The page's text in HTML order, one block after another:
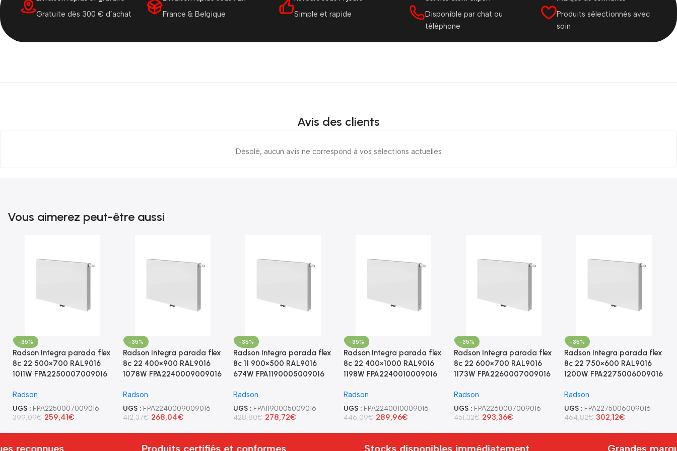
Gratuite dès 300 € d’achat France & Belgique Simple et rapide
Disponible par chat ou
téléphone
Produits sélectionnés avec
soin
Avis des clients
Désolé, aucun avis ne correspond à vos sélections actuelles
Vous aimerez peut-être aussi
-35%
Radson Integra parada flex
8c 22 500×700 RAL9016
1011W FPA2250007009016
Radson
UGS : FPA2250007009016
399,09€ 259,41€
-35%
Radson Integra parada flex
8c 22 400×900 RAL9016
1078W FPA2240009009016
Radson
UGS : FPA2240009009016
412,37€ 268,04€
-35%
Radson Integra parada flex
8c 11 900×500 RAL9016
674W FPA1190005009016
Radson
UGS : FPA1190005009016
428,80€ 278,72€
-35%
Radson Integra parada flex
8c 22 400×1000 RAL9016
1198W FPA2240010009016
Radson
UGS : FPA2240010009016
446,09€ 289,96€
-35%
Radson Integra parada flex
8c 22 600×700 RAL9016
1173W FPA2260007009016
Radson
UGS : FPA2260007009016
451,32€ 293,36€
-35%
Radson Integra parada flex
8c 22 750×600 RAL9016
1200W FPA2275006009016
Radson
UGS : FPA2275006009016
464,82€ 302,12€
reconnues Produits certifiés et conformes Stocks disponibles immédiatement Grandes